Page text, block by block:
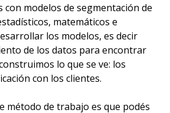
con modelos de segmentación de
matemáticos e
los modelos, es decir
de los datos para encontrar
lo que se ve: los
con los clientes.
método de trabajo es que podés